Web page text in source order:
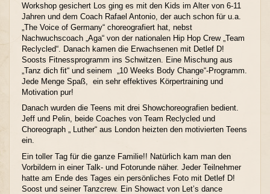
Workshop gesichert Los ging es mit den Kids im Alter von 6-11
Jahren und dem Coach Rafael Antonio, der auch schon für u.a.
„The Voice of Germany“ choreografiert hat, nebst
Nachwuchscoach „Aga“ von der nationalen Hip Hop Crew „Team
Reclycled“. Danach kamen die Erwachsenen mit Detlef D!
Soosts Fitnessprogramm ins Schwitzen. Eine Mischung aus
„Tanz dich fit“ und seinem „10 Weeks Body Change“-Programm.
Jede Menge Spaß, ein sehr effektives Körpertraining und
Motivation pur!
Danach wurden die Teens mit drei Showchoreografien bedient.
Jeff und Pelin, beide Coaches von Team Reclycled und
Choreograph „ Luther“ aus London heizten den motivierten Teens
ein.
Ein toller Tag für die ganze Familie!! Natürlich kam man den
Vorbildern in einer Talk- und Fotorunde näher. Jeder Teilnehmer
hatte am Ende des Tages ein persönliches Foto mit Detlef D!
Soost und seiner Tanzcrew. Ein Showact von Let’s dance